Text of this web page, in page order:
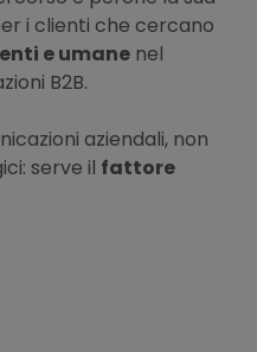
i clienti che cercano
e umane nel
B2B.
aziendali, non
serve il fattore